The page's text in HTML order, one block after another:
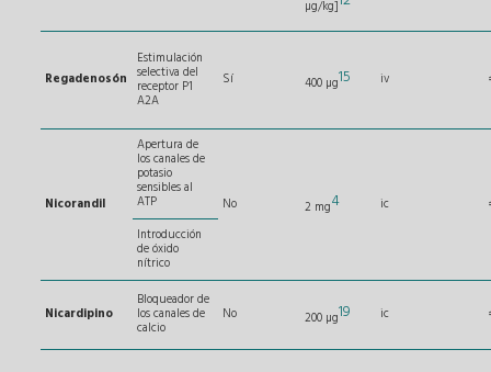
µg/kg]
Regadenosón
Estimulación
selectiva del
receptor P1
A2A
Sí 400 µg15 iv
Nicorandil
Apertura de
los canales de
potasio
sensibles al
ATP No 2 mg4 ic
Introducción
de óxido
nítrico
Nicardipino
Bloqueador de
los canales de
calcio
No 200 µg19 ic